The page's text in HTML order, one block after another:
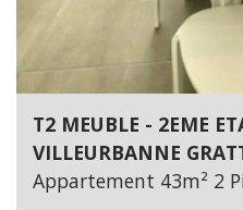
T2 MEUBLE - 2EME
VILLEURBANNE
Appartement 43m² 2